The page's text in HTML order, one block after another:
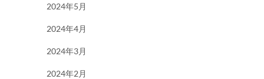
2024年5月
2024年4月
2024年3月
2024年2月